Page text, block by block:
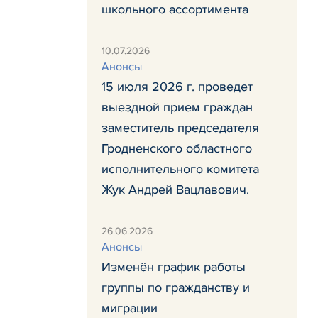
школьного ассортимента
10.07.2026
Анонсы
15 июля 2026 г. проведет
выездной прием граждан
заместитель председателя
Гродненского областного
исполнительного комитета
Жук Андрей Вацлавович.
26.06.2026
Анонсы
Изменён график работы
группы по гражданству и
миграции